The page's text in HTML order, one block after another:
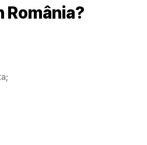
România?